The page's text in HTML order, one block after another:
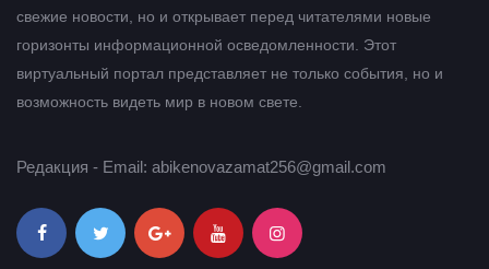
свежие новости, но и открывает перед читателями новые
горизонты информационной осведомленности. Этот
виртуальный портал представляет не только события, но и
возможность видеть мир в новом свете.
Редакция - Email: abikenovazamat256@gmail.com